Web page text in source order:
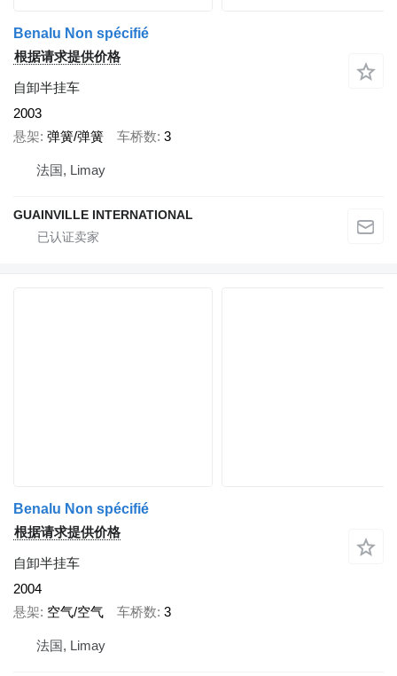
Benalu Non spécifié
根据请求提供价格
自卸半挂车
2003
悬架 弹簧/弹簧 车桥数 3
法国, Limay
GUAINVILLE INTERNATIONAL
Benalu Non spécifié
根据请求提供价格
自卸半挂车
2004
悬架 空气/空气 车桥数 3
法国, Limay